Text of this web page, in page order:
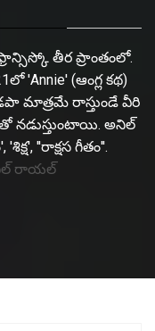
తీర ప్రాంతంలో.
'Annie' (ఆంగ్ల కథ)
మాత్రమే రాస్తుండే వీరి
నడుస్తుంటాయి. అనిల్
''రాక్షస గీతం''.
రాయల్